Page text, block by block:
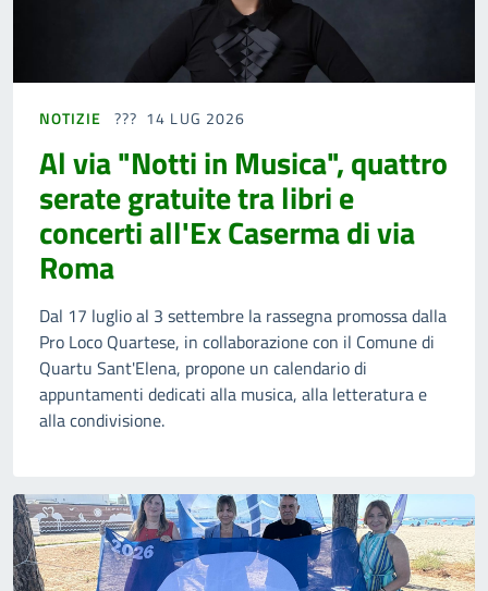
NOTIZIE 14 LUG 2026
Al via "Notti in Musica", quattro
serate gratuite tra libri e
concerti all'Ex Caserma di via
Roma
Dal 17 luglio al 3 settembre la rassegna promossa dalla
Pro Loco Quartese, in collaborazione con il Comune di
Quartu Sant'Elena, propone un calendario di
appuntamenti dedicati alla musica, alla letteratura e
alla condivisione.